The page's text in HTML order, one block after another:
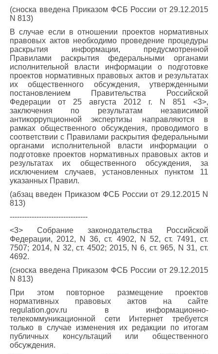
(сноска введена Приказом ФСБ России от 29.12.2015
N 813)
В случае если в отношении проектов нормативных
правовых актов необходимо проведение процедуры
раскрытия информации, предусмотренной
Правилами раскрытия федеральными органами
исполнительной власти информации о подготовке
проектов нормативных правовых актов и результатах
их общественного обсуждения, утвержденными
постановлением Правительства Российской
Федерации от 25 августа 2012 г. N 851 <3>,
заключения по результатам независимой
антикоррупционной экспертизы направляются в
рамках общественного обсуждения, проводимого в
соответствии с Правилами раскрытия федеральными
органами исполнительной власти информации о
подготовке проектов нормативных правовых актов и
результатах их общественного обсуждения, за
исключением случаев, установленных пунктом 11
указанных Правил.
(абзац введен Приказом ФСБ России от 29.12.2015 N
813)
--------------------------------
<3> Собрание законодательства Российской
Федерации, 2012, N 36, ст. 4902, N 52, ст. 7491, ст.
7507; 2014, N 32, ст. 4502; 2015, N 6, ст. 965, N 31, ст.
4692.
(сноска введена Приказом ФСБ России от 29.12.2015
N 813)
При этом повторное размещение проектов
нормативных правовых актов на сайте
regulation.gov.ru в информационно-
телекоммуникационной сети Интернет требуется
только в случае изменения их редакции по итогам
публичных консультаций или общественного
обсуждения.